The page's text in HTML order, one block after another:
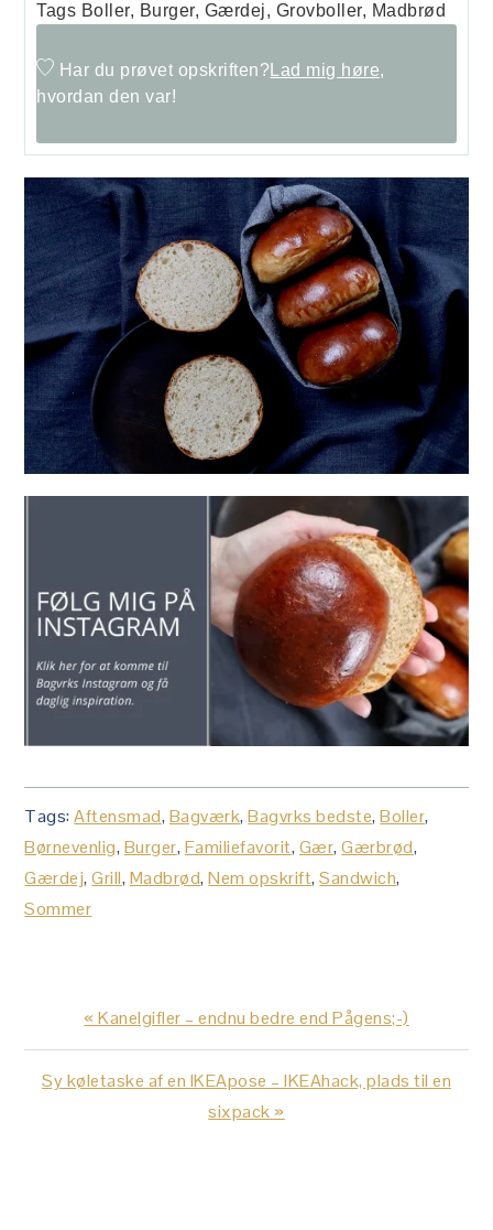
Tags Boller, Burger, Gærdej, Grovboller, Madbrød
Har du prøvet opskriften? Lad mig høre,
hvordan den var!
Tags:Aftensmad, Bagværk,Bagvrks bedste,Boller,
Børnevenlig, Burger, Familiefavorit, Gær,Gærbrød,
Gærdej,Grill, Madbrød,Nem opskrift,Sandwich,
Sommer
Previous
Post:
« Kanelgifler – endnu bedre end Pågens;-)
Next
Sy køletaske af en IKEApose – IKEAhack, plads til en
sixpack »